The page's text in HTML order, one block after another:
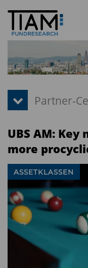
UBS AM:
more
ASSETKLASSEN